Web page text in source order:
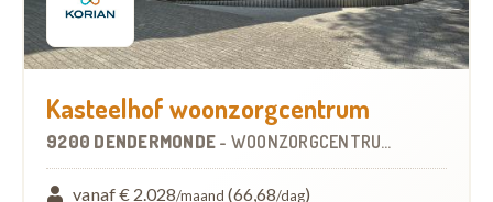
Kasteelhof woonzorgcentrum
9200 DENDERMONDE - WOONZORGCENTRUM (WZC)
vanaf € 2.028/maand (66,68/dag)